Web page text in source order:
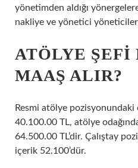
yönetimden aldığı
nakliye ve yönetici
ATÖLYE ŞEFI
MAAŞ ALIR?
Resmi atölye pozisyonundaki
40.100.00 TL, atölye
64.500.00 TL’dir. Çalıştay
içerik 52.100’dür.